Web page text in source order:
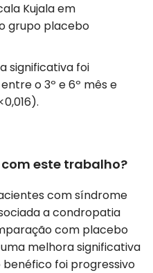
Kujala em
grupo placebo
significativa foi
o 3º e 6º mês e
este trabalho?
com síndrome
a condropatia
com placebo
melhora significativa
benéfico foi progressivo